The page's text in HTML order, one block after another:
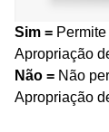
Sim =
Apropriação
Não = Não
Apropriação